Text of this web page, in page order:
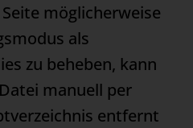
möglicherweise
als
zu beheben, kann
manuell per
entfernt